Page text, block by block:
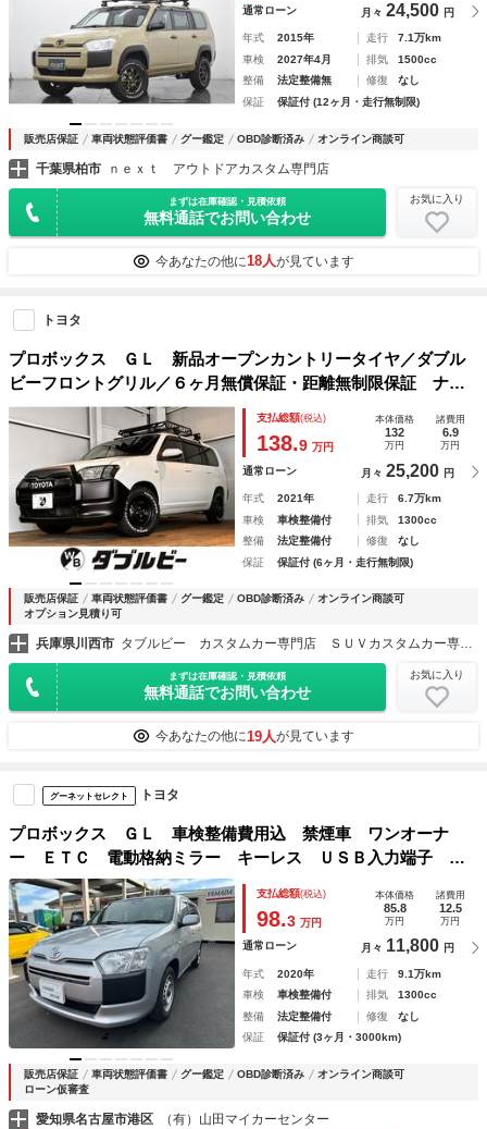
通常ローン 月々 24,500 円
年式 2015年 走行
7.1万km
車検
2027年4月 排気
1500cc
整備
法定整備無 修復
なし
保証
保証付 (12ヶ月・走行無制限)
販売店保証 車両状態評価書 グー鑑定 OBD診断済み オンライン商談可
千葉県柏市 ｎｅｘｔ アウトドアカスタム専門店
まずは在庫確認・見積依頼
無料通話でお問い合わせ
お気に入り
今あなたの他に18人が見ています
トヨタ
プロボックス ＧＬ 新品オープンカントリータイヤ／ダブル
ビーフロントグリル／６ヶ月無償保証・距離無制限保証 ナ
ビ ＥＴＣ Ｂｌｕｅｔｏｏｔｈ バックカメラ ブロック
タイヤ マットブラックペイント ＴＯＹＯＴＡエンブレム
支払総額(税込)
138.9 万円
本体価格
132
万円
諸費用
6.9
万円
通常ローン 月々 25,200 円
年式 2021年 走行
6.7万km
車検
車検整備付 排気
1300cc
整備
法定整備付 修復
なし
保証
保証付 (6ヶ月・走行無制限)
販売店保証 車両状態評価書 グー鑑定 OBD診断済み
オンライン商談可
オプション見積り可
兵庫県川西市 タブルビー カスタムカー専門店 ＳＵＶカスタムカー専門店 プロボックス／エクストレイル／デリカ
まずは在庫確認・見積依頼
無料通話でお問い合わせ
お気に入り
今あなたの他に19人が見ています
グーネットセレクト トヨタ
プロボックス ＧＬ 車検整備費用込 禁煙車 ワンオーナ
ー ＥＴＣ 電動格納ミラー キーレス ＵＳＢ入力端子 パ
ワーウィンドウ パワーステアリング 記録簿 ＡＢＳ
支払総額(税込)
98.3 万円
本体価格
85.8
万円
諸費用
12.5
万円
通常ローン 月々 11,800 円
年式 2020年 走行
9.1万km
車検
車検整備付 排気
1300cc
整備
法定整備付 修復
なし
保証
保証付 (3ヶ月・3000km)
販売店保証 車両状態評価書 グー鑑定 OBD診断済み
オンライン商談可
ローン仮審査
愛知県名古屋市港区 （有）山田マイカーセンター